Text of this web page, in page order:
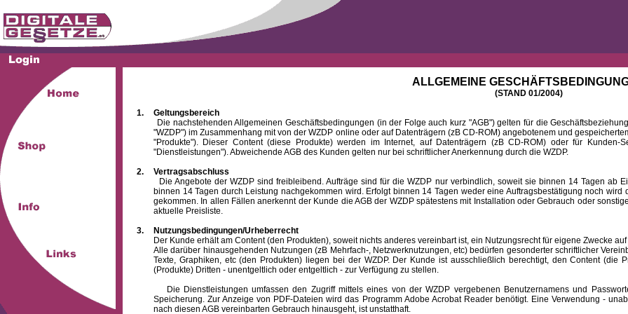
ALLGEMEINE
(STAND 01/2004)
1.
Geltungsbereich
Die nachstehenden Allgemeinen Geschäftsbedingungen (in der Folge auch kurz "AGB") gelten für die
"WZDP") im Zusammenhang mit von der WZDP online oder auf Datenträgern (zB CD-ROM) angebotenem und
"Produkte"). Dieser Content (diese Produkte) werden im Internet, auf Datenträgern (zB CD-ROM) oder für
"Dienstleistungen"). Abweichende AGB des Kunden gelten nur bei schriftlicher Anerkennung durch die WZDP.
2.
Vertragsabschluss
Die Angebote der WZDP sind freibleibend. Aufträge sind für die WZDP nur verbindlich, soweit sie binnen 14 Tagen ab
binnen 14 Tagen durch Leistung nachgekommen wird. Erfolgt binnen 14 Tagen weder eine Auftragsbestätigung noch
gekommen. In allen Fällen anerkennt der Kunde die AGB der WZDP spätestens mit Installation oder Gebrauch oder
aktuelle Preisliste.
3.
Nutzungsbedingungen/Urheberrecht
Der Kunde erhält am Content (den Produkten), soweit nichts anderes vereinbart ist, ein Nutzungsrecht für eigene Zwecke
Alle darüber hinausgehenden Nutzungen (zB Mehrfach-, Netzwerknutzungen, etc) bedürfen gesonderter schriftlicher
Texte, Graphiken, etc (den Produkten) liegen bei der WZDP. Der Kunde ist ausschließlich berechtigt, den Content (die
(Produkte) Dritten - unentgeltlich oder entgeltlich - zur Verfügung zu stellen.
Die Dienstleistungen umfassen den Zugriff mittels eines von der WZDP vergebenen Benutzernamens und
Speicherung. Zur Anzeige von PDF-Dateien wird das Programm Adobe Acrobat Reader benötigt. Eine Verwendung -
nach diesen AGB vereinbarten Gebrauch hinausgeht, ist unstatthaft.